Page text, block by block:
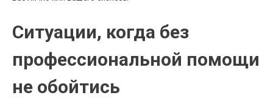
Ситуации, когда без
профессиональной помощи
не обойтись